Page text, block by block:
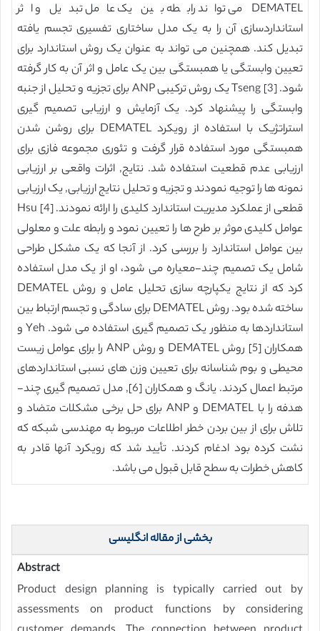
DEMATEL می تواند رابطه بین یک عامل تبدیل و اثر
استانداردسازی آن را به یک مدل ساختاری تفسیری تجسم یافته
تبدیل کند. همچنین می تواند به عنوان یک روش استاندارد برای
تعیین وابستگی یا همبستگی بین یک عامل و اثر آن به کار گرفته
شود. Tseng [3] یک روش ترکیبی ANP برای تجزیه و تحلیل از جنبه
وابستگی را پیشنهاد کرد. یک آزمایش و ارزیابی تصمیم گیری
استراتژیک با استفاده از رویکرد DEMATEL برای روشن شدن
همبستگی مورد استفاده قرار گرفت و تئوری مجموعه فازی برای
ارزیابی عدم قطعیت استفاده شد. نتایج, اثرات واقعی بر ارزیابی
نمونه ها را توجیه نمودند و تجزیه و تحلیل نتایج ارزیابی, یک ارزیابی
قطعی از عملکرد مدیریت استاندارد کلیدی را ارائه نمودند. Hsu [4]
عوامل کلیدی موثر بر طرح ها را تعیین نمود و رابطه علت و معلولی
بین عوامل استاندارد را بررسی کرد. از آنجا که یک مشکل طراحی
شامل یک تصمیم چند-معیاره می شود، او از یک مدل استفاده
کرد که از نتایج یکپارچه سازی تحلیل عامل و روش DEMATEL
ساخته شده بود. روش DEMATEL برای سادگی و تجسم ارتباط بین
استانداردها به منظور یک تصمیم گیری استفاده می شود. Yeh و
همکاران [5] روش DEMATEL و روش ANP را برای عوامل زیست
محیطی و بوم شناسانه برای تعیین وزن های نسبی استانداردهای
مرتبط اعمال کردند. یانگ و همکاران [6], مدل تصمیم گیری چند-
هدفه را با DEMATEL و ANP برای حل برخی مشکلات متضاد و
تلاش برای از بین بردن خطر اطلاعات مربوط به مهندسی شبکه که
نشت کرده بود ادغام کردند. تأیید شد که رویکرد آنها قادر به
کاهش خطرات به سطح قابل قبول می باشد.
بخشی از مقاله انگلیسی
Abstract
Product design planning is typically carried out by
assessments on product functions by considering